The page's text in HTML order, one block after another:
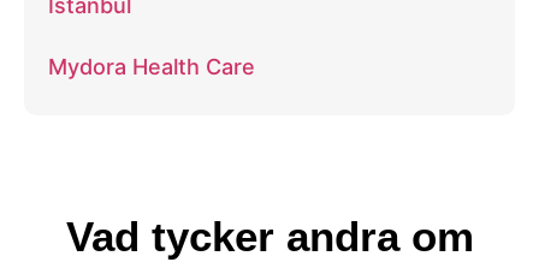
Istanbul
Mydora Health Care
Vad tycker andra om